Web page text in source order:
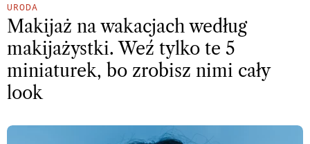
URODA
Makijaż na wakacjach według
makijażystki. Weź tylko te 5
miniaturek, bo zrobisz nimi cały
look